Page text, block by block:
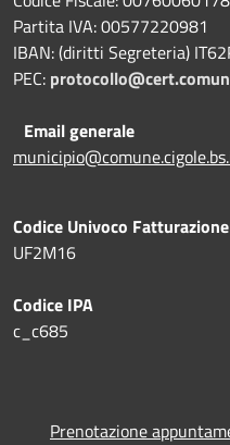
Partita IVA: 00577220981
IBAN: (diritti Segreteria)
PEC:
Email generale
Codice Univoco
UF2M16
Codice IPA
c_c685
Prenotazione